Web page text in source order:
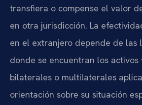
transfiera o compense el valor
en otra jurisdicción. La
en el extranjero depende de las
donde se encuentran los
bilaterales o multilaterales
orientación sobre su situación